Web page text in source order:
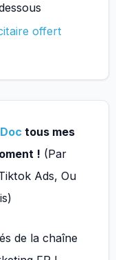
tous mes
! (Par
Ads, Ou
de la chaîne